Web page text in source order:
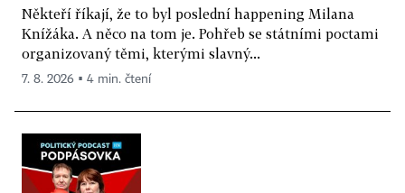
Někteří říkají, že to byl poslední happening Milana
Knížáka. A něco na tom je. Pohřeb se státními poctami
organizovaný těmi, kterými slavný...
7. 8. 2026 ▪ 4 min. čtení